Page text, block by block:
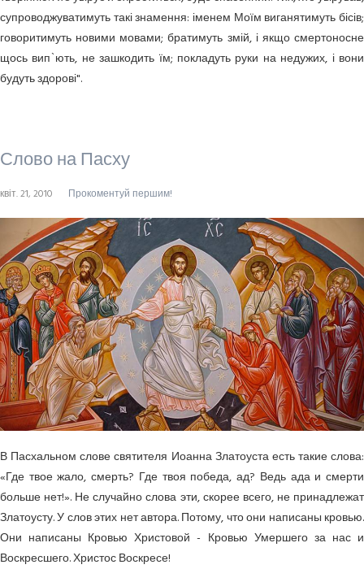
супроводжуватимуть такі знамення: іменем Моїм виганятимуть бісів;
говоритимуть новими мовами; братимуть змій, і якщо смертоносне
щось вип`ють, не зашкодить їм; покладуть руки на недужих, і вони
будуть здорові".
Слово на Пасху
квіт. 21, 2010 Прокоментуй першим!
В Пасхальном слове святителя Иоанна Златоуста есть такие слова:
«Где твое жало, смерть? Где твоя победа, ад? Ведь ада и смерти
больше нет!». Не случайно слова эти, скорее всего, не принадлежат
Златоусту. У слов этих нет автора. Потому, что они написаны кровью.
Они написаны Кровью Христовой - Кровью Умершего за нас и
Воскресшего. Христос Воскресе!